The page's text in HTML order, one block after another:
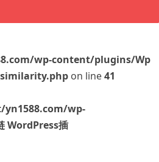
wp-content/plugins/Wp
on line41
wp-
WordPress插